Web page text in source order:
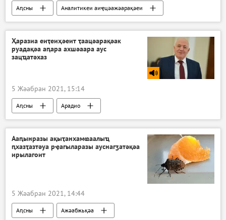
Аԥсны Аналитикеи аиҿцәажәарақәеи
Ҳаразиа еиҭеиҳәеит ҭаацәарақәак
руадақәа аԥара ахшәаара аус
зацҵатәхаз
5 Жәабран 2021, 15:14
Аԥсны Арадио
Ааԥынразы ақыҭанхамҩаалыҵ
ԥхазҭазтәуа рҿагыларазы ауснагӡатәқәа
ирылагоит
5 Жәабран 2021, 14:44
Аԥсны Ажәабжьқәа